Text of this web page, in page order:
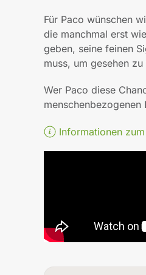
Für Paco wünschen
die manchmal erst
geben, seine feinen
muss, um gesehen
Wer Paco diese
Informationen